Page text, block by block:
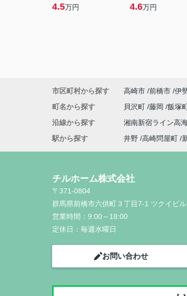
4.5万円 4.6万円
市区町村から探す 高崎市 前橋市 伊
町名から探す
貝沢町 藤岡 飯塚
沿線から探す
湘南新宿ライン高
駅から探す
井野 高崎問屋町
チルホーム株式会社
〒371-0804
群馬県前橋市六供町３丁目7-1 ツクイビ
営業時間： 9:00～18:00
定休日： 毎週水曜日
お問い合わせ